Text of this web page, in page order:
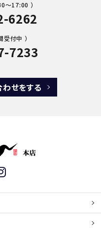
～17:00 ）
6262
受付中 ）
7233
せをする